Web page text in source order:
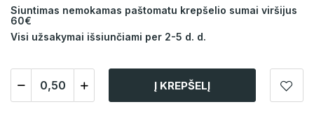
Siuntimas nemokamas paštomatu krepšelio sumai viršijus
60€
Visi užsakymai išsiunčiami per 2-5 d. d.
Į KREPŠELĮ